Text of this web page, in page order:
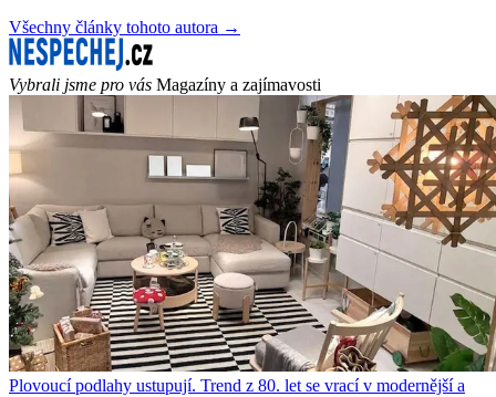
Všechny články tohoto autora →
Vybrali jsme pro vás Magazíny a zajímavosti
Plovoucí podlahy ustupují. Trend z 80. let se vrací v modernější a